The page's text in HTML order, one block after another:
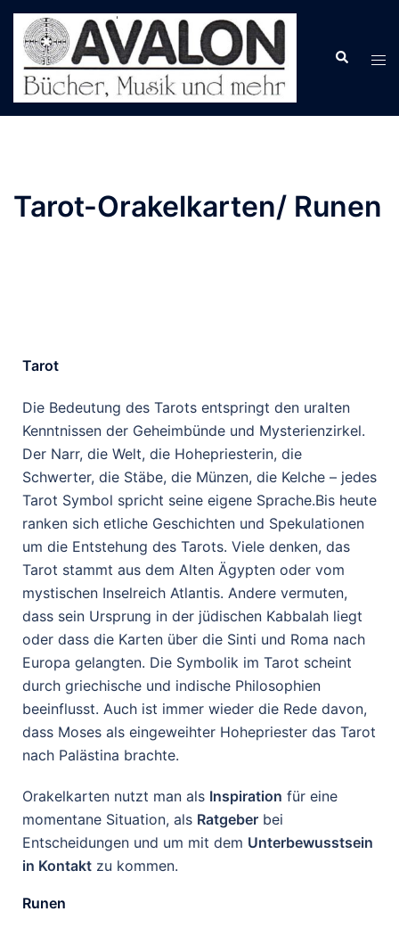
Tarot-Orakelkarten/ Runen
Tarot
Die Bedeutung des Tarots entspringt den uralten
Kenntnissen der Geheimbünde und Mysterienzirkel.
Der Narr, die Welt, die Hohepriesterin, die
Schwerter, die Stäbe, die Münzen, die Kelche – jedes
Tarot Symbol spricht seine eigene Sprache.Bis heute
ranken sich etliche Geschichten und Spekulationen
um die Entstehung des Tarots. Viele denken, das
Tarot stammt aus dem Alten Ägypten oder vom
mystischen Inselreich Atlantis. Andere vermuten,
dass sein Ursprung in der jüdischen Kabbalah liegt
oder dass die Karten über die Sinti und Roma nach
Europa gelangten. Die Symbolik im Tarot scheint
durch griechische und indische Philosophien
beeinflusst. Auch ist immer wieder die Rede davon,
dass Moses als eingeweihter Hohepriester das Tarot
nach Palästina brachte.
Orakelkarten nutzt man als Inspiration für eine
momentane Situation, als Ratgeber bei
Entscheidungen und um mit dem Unterbewusstsein
in Kontakt zu kommen.
Runen